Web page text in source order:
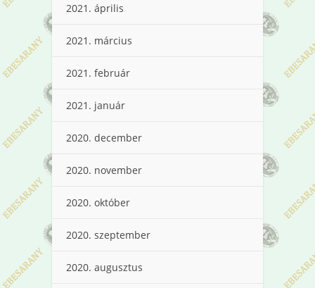
2021. április
2021. március
2021. február
2021. január
2020. december
2020. november
2020. október
2020. szeptember
2020. augusztus